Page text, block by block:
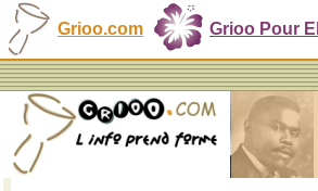
Grioo.com Grioo Pour